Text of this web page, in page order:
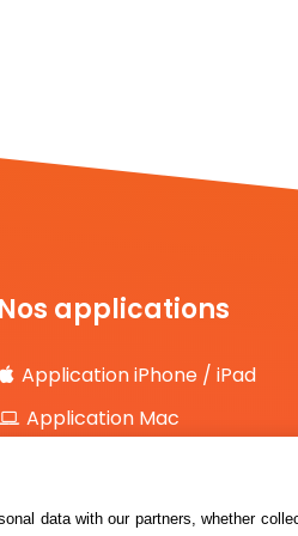
Nos applications
Application iPhone / iPad
Application Mac
data with our partners, whether